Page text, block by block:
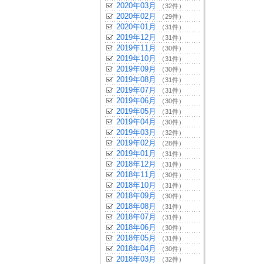
2020年03月 （32件）
2020年02月 （29件）
2020年01月 （31件）
2019年12月 （31件）
2019年11月 （30件）
2019年10月 （31件）
2019年09月 （30件）
2019年08月 （31件）
2019年07月 （31件）
2019年06月 （30件）
2019年05月 （31件）
2019年04月 （30件）
2019年03月 （32件）
2019年02月 （28件）
2019年01月 （31件）
2018年12月 （31件）
2018年11月 （30件）
2018年10月 （31件）
2018年09月 （30件）
2018年08月 （31件）
2018年07月 （31件）
2018年06月 （30件）
2018年05月 （31件）
2018年04月 （30件）
2018年03月 （32件）